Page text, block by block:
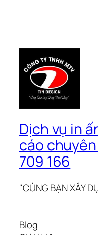
Dịch vụ in
cáo
709 166
"CÙNG BẠN XÂY
Blog